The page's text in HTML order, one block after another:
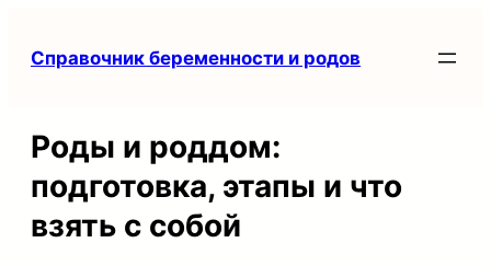
Справочник беременности и родов
Роды и роддом:
подготовка, этапы и что
взять с собой